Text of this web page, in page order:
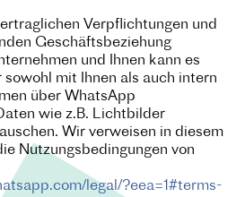
Verpflichtungen und
Geschäftsbeziehung
und Ihnen kann es
mit Ihnen als auch intern
über WhatsApp
wie z.B. Lichtbilder
Wir verweisen in diesem
Nutzungsbedingungen von
legal/?eea=1#terms-